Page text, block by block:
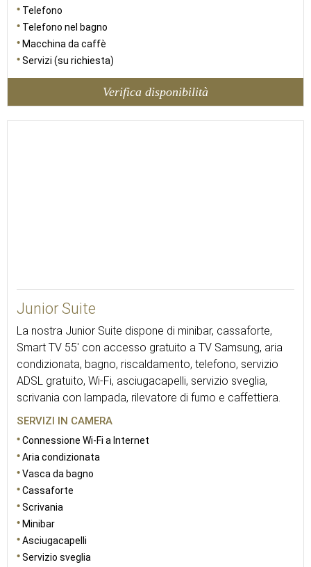
Telefono
Telefono nel bagno
Macchina da caffè
Servizi (su richiesta)
Verifica disponibilità
Junior Suite
La nostra Junior Suite dispone di minibar, cassaforte,
Smart TV 55' con accesso gratuito a TV Samsung, aria
condizionata, bagno, riscaldamento, telefono, servizio
ADSL gratuito, Wi-Fi, asciugacapelli, servizio sveglia,
scrivania con lampada, rilevatore di fumo e caffettiera.
SERVIZI IN CAMERA
Connessione Wi-Fi a Internet
Aria condizionata
Vasca da bagno
Cassaforte
Scrivania
Minibar
Asciugacapelli
Servizio sveglia